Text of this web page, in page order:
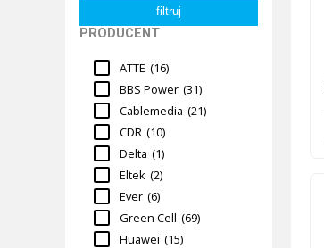
PRODUCENT
ATTE (16)
BBS Power (31)
Cablemedia (21)
CDR (10)
Delta (1)
Eltek (2)
Ever (6)
Green Cell (69)
Huawei (15)